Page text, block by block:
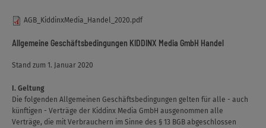
AGB_KiddinxMedia_Handel_2020.pdf
Allgemeine Geschäftsbedingungen KIDDINX Media GmbH Handel
Stand zum 1. Januar 2020
I. Geltung
Die folgenden Allgemeinen Geschäftsbedingungen gelten für alle - auch
künftigen - Verträge der Kiddinx Media GmbH ausgenommen alle
Verträge, die mit Verbrauchern im Sinne des § 13 BGB abgeschlossen